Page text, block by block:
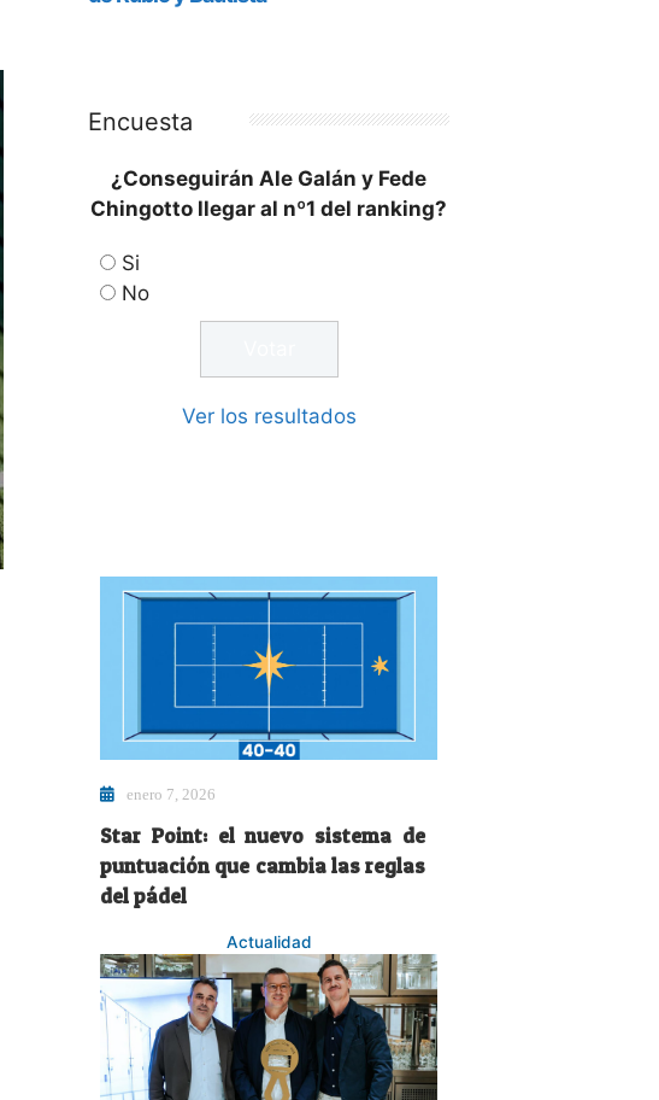
Encuesta
¿Conseguirán Ale Galán y Fede
Chingotto llegar al nº1 del ranking?
Si
No
Ver los resultados
enero 7, 2026
Star Point: el nuevo sistema de
puntuación que cambia las reglas
del pádel
Actualidad